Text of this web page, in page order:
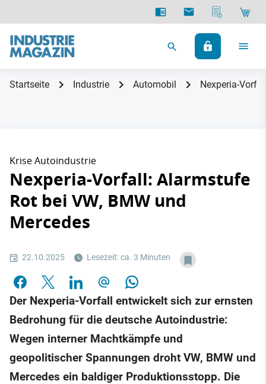
Startseite Industrie Automobil Nexperia-
Krise Autoindustrie
Nexperia-Vorfall: Alarmstufe
Rot bei VW, BMW und
Mercedes
22.10.2025 Lesezeit: ca. 3 Minuten
Der Nexperia-Vorfall entwickelt sich zur ernsten
Bedrohung für die deutsche Autoindustrie:
Wegen interner Machtkämpfe und
geopolitischer Spannungen droht VW, BMW und
Mercedes ein baldiger Produktionsstopp. Die